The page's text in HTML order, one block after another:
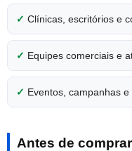
✓ Clínicas, escritórios e
✓ Equipes comerciais e
✓ Eventos, campanhas
Antes de comprar